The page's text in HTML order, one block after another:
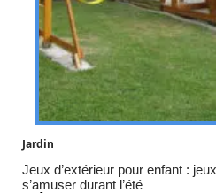
Jardin
Jeux d’extérieur pour enfant :
s’amuser durant l’été